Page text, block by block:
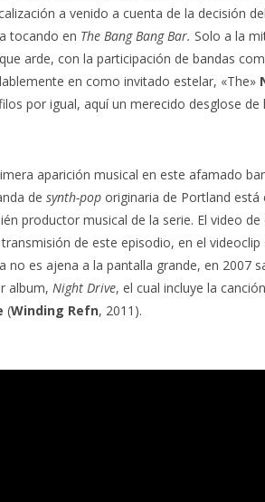
a venido a cuenta de la decisión
tocando en The Bang Bang Bar. Solo a la
arde, con la participación de bandas
en como invitado estelar, «The»
por igual, aquí un merecido desglose de
aparición musical en este afamado
de synth-pop originaria de Portland está
productor musical de la serie. El video
de este episodio, en el
no es ajena a la pantalla grande, en 2007
album, Night Drive, el cual incluye la canción
(Winding Refn, 2011).